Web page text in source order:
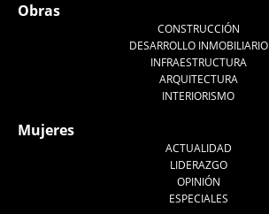
Obras
CONSTRUCCIÓN
DESARROLLO INMOBILIARIO
INFRAESTRUCTURA
ARQUITECTURA
INTERIORISMO
Mujeres
ACTUALIDAD
LIDERAZGO
OPINIÓN
ESPECIALES